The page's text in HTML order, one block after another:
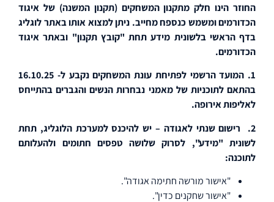
החוזר הינו חלק מתקנון המשחקים (תקנון המשנה) של איגוד
הכדורמים ומשמש כנספח מחייב. ניתן למצוא אותו באתר לוגליג
בדף הראשי בלשונית מידע תחת "קובץ תקנון" ובאתר איגוד
הכדורמים.
1. המועד הרשמי לפתיחת עונת המשחקים נקבע ל- 16.10.25
בהתאם לתוכניות של מאמני נבחרות הנשים והגברים בהתייחס
לאליפות אירופה.
2.
רישום שנתי לאגודה – יש להיכנס למערכת הלוגליג, תחת
לשונית "מידע", לסרוק שלושה טפסים חתומים ולהעלותם
לתוכנה:
"אישור מורשה חתימה אגודה".
"אישור שחקנים כדין".